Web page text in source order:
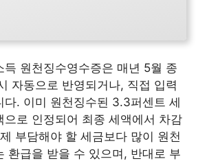
득 원천징수영수증은 매년 5월 종
자동으로 반영되거나, 직접 입력
다. 이미 원천징수된 3.3퍼센트 세
으로 인정되어 최종 세액에서 차감
부담해야 할 세금보다 많이 원천
환급을 받을 수 있으며, 반대로 부